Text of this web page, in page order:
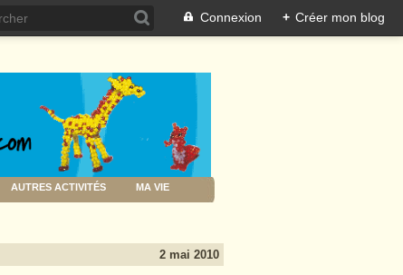
Connexion + Créer mon blog
AUTRES ACTIVITÉS MA VIE
2 mai 2010